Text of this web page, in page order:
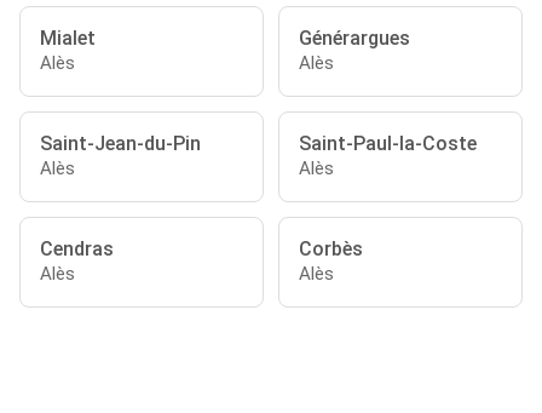
Mialet
Alès
Générargues
Alès
Saint-Jean-du-Pin
Alès
Saint-Paul-la-Coste
Alès
Cendras
Alès
Corbès
Alès